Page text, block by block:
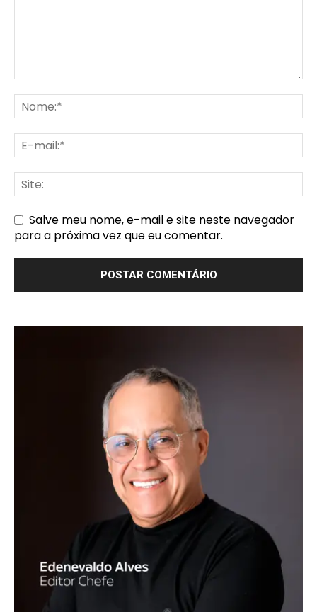
Salve meu nome, e-mail e site neste navegador
para a próxima vez que eu comentar.